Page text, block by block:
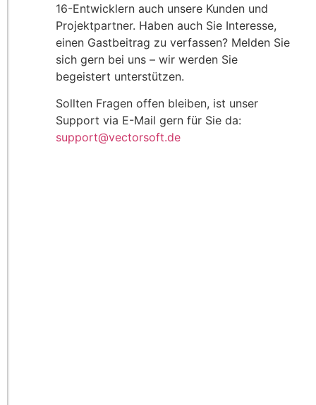
16-Entwicklern auch unsere Kunden und
Projektpartner. Haben auch Sie Interesse,
einen Gastbeitrag zu verfassen? Melden Sie
sich gern bei uns – wir werden Sie
begeistert unterstützen.
Sollten Fragen offen bleiben, ist unser
Support via E-Mail gern für Sie da:
support@vectorsoft.de